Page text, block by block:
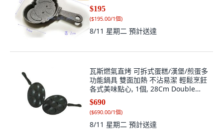
$195
($195.00/1個)
8/11 星期二 預計送達
瓦斯燃氣直烤 可拆式蛋糕/漢堡/煎蛋多
功能鍋具 雙面加熱 不沾易潔 輕鬆烹飪
各式美味點心, 1個, 28Cm Double
Pan雙面烤盤鍋
$690
($690.00/1個)
8/11 星期二 預計送達